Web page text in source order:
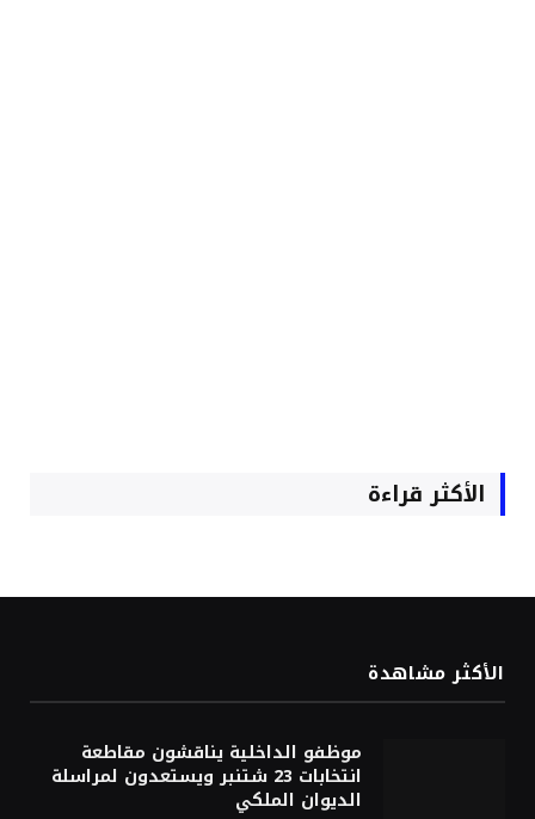
الأكثر قراءة
الأكثر مشاهدة
موظفو الداخلية يناقشون مقاطعة
انتخابات 23 شتنبر ويستعدون لمراسلة
الديوان الملكي